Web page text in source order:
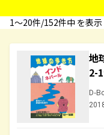
1〜20件/152件中 を表示
地
2-
D-